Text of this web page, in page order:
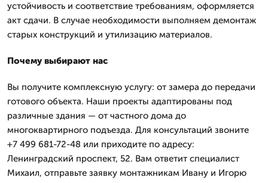
устойчивость и соответствие требованиям, оформляется
акт сдачи. В случае необходимости выполняем демонтаж
старых конструкций и утилизацию материалов.
Почему выбирают нас
Вы получите комплексную услугу: от замера до передачи
готового объекта. Наши проекты адаптированы под
различные здания — от частного дома до
многоквартирного подъезда. Для консультаций звоните
+7 499 681-72-48 или приходите по адресу:
Ленинградский проспект, 52. Вам ответит специалист
Михаил, отправьте заявку монтажникам Ивану и Игорю